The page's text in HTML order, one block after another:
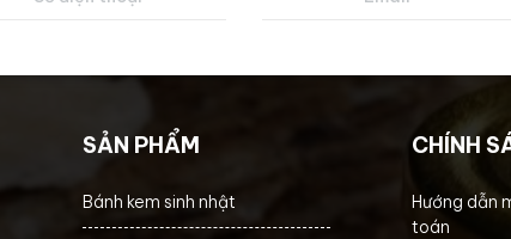
SẢN PHẨM
Bánh kem sinh nhật
CHÍNH
Hướng dẫn
toán